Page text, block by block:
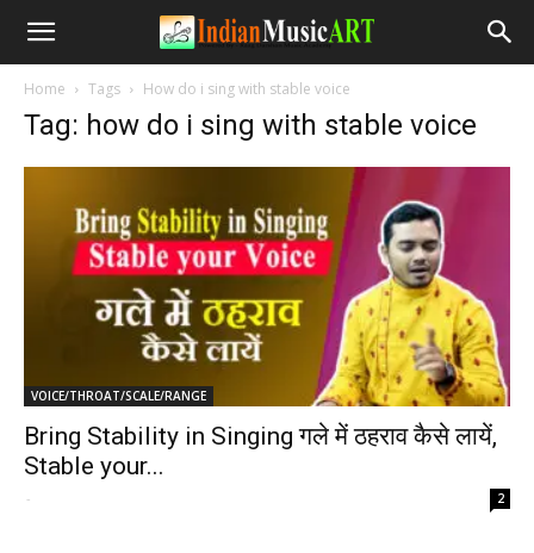
Home Tags How do i sing with stable voice
Tag: how do i sing with stable voice
VOICE/THROAT/SCALE/RANGE
Bring Stability in Singing गले में ठहराव कैसे लायें,
Stable your...
- 2